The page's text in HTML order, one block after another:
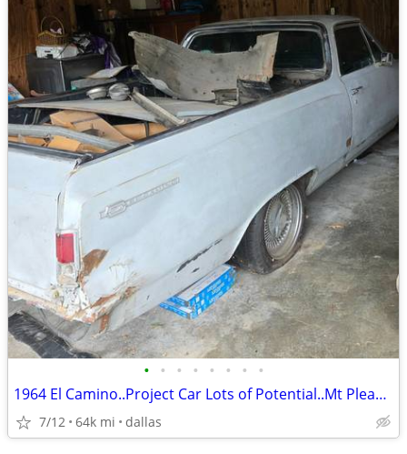
• • • • • • • •
1964 El Camino..Project Car Lots of Potential..Mt Pleasant Tx
7/12 64k mi dallas